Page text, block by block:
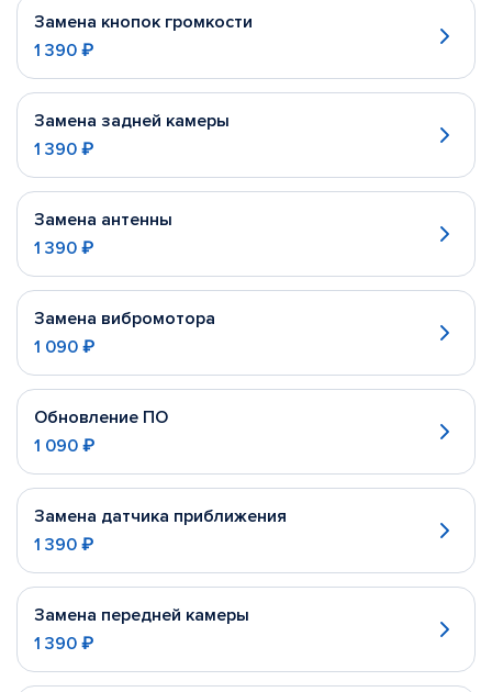
Замена кнопок громкости
1 390 ₽
Замена задней камеры
1 390 ₽
Замена антенны
1 390 ₽
Замена вибромотора
1 090 ₽
Обновление ПО
1 090 ₽
Замена датчика приближения
1 390 ₽
Замена передней камеры
1 390 ₽